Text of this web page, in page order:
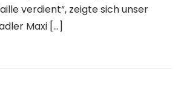
verdient“, zeigte sich unser
Maxi […]